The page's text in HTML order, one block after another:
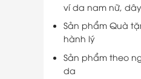
ví da nam nữ,
Sản phẩm Quà
hành lý
Sản phẩm theo
da